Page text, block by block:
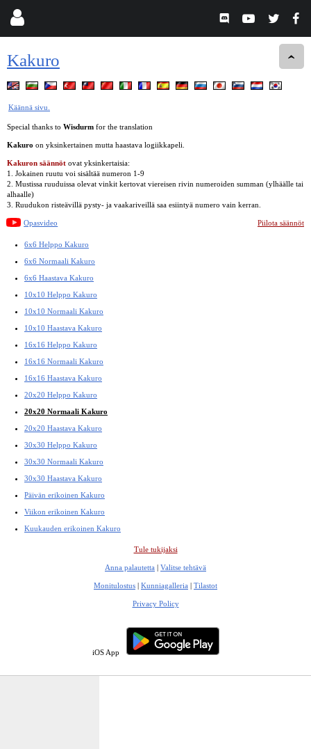
Kakuro
Käännä sivu.
Special thanks to Wisdurm for the translation
Kakuro on yksinkertainen mutta haastava logiikkapeli.
Kakuron säännöt ovat yksinkertaisia:
1. Jokainen ruutu voi sisältää numeron 1-9
2. Mustissa ruuduissa olevat vinkit kertovat viereisen rivin numeroiden summan (ylhäälle tai
alhaalle)
3. Ruudukon risteävillä pysty- ja vaakariveillä saa esiintyä numero vain kerran.
Opasvideo Piilota säännöt
6x6 Helppo Kakuro
6x6 Normaali Kakuro
6x6 Haastava Kakuro
10x10 Helppo Kakuro
10x10 Normaali Kakuro
10x10 Haastava Kakuro
16x16 Helppo Kakuro
16x16 Normaali Kakuro
16x16 Haastava Kakuro
20x20 Helppo Kakuro
20x20 Normaali Kakuro
20x20 Haastava Kakuro
30x30 Helppo Kakuro
30x30 Normaali Kakuro
30x30 Haastava Kakuro
Päivän erikoinen Kakuro
Viikon erikoinen Kakuro
Kuukauden erikoinen Kakuro
Tule tukijaksi
Anna palautetta | Valitse tehtävä
Monitulostus | Kunniagalleria | Tilastot
Privacy Policy
iOS App